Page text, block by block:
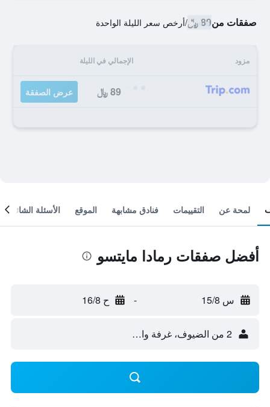
صفقات من89 ﷼ /أرخص سعر الليلة الواحدة
مزود الإجمالي في الليلة
89 ﷼ عرض الصفقة
لمحة عن التقييمات فنادق مشابهة الموقع الأسئلة الشائعة
أفضل صفقات رمادا مايتسو
س 15/8 - ح 16/8
2 من الضيوف، غرفة واحدة